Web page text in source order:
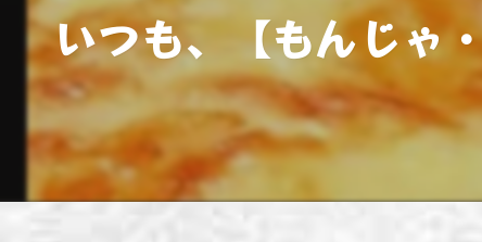
わ
わ
わい
いつも、【もんじゃ